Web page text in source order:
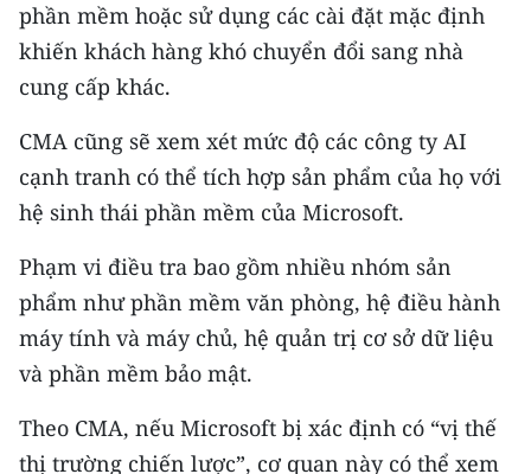
TIN ĐỊA PHƯƠNG
Trung du và miền núi phía Bắc
Đồng bằng sông Hồng
Bắc Trung Bộ
Duyên hải Nam Trung Bộ và Tây
Nguyên
Đông Nam Bộ
Đồng bằng sông Cửu Long
Chuyên trang Hà Nội
phần mềm hoặc sử dụng các cài đặt mặc định
khiến khách hàng khó chuyển đổi sang nhà
cung cấp khác.
CMA cũng sẽ xem xét mức độ các công ty AI
cạnh tranh có thể tích hợp sản phẩm của họ với
hệ sinh thái phần mềm của Microsoft.
Phạm vi điều tra bao gồm nhiều nhóm sản
phẩm như phần mềm văn phòng, hệ điều hành
máy tính và máy chủ, hệ quản trị cơ sở dữ liệu
và phần mềm bảo mật.
Theo CMA, nếu Microsoft bị xác định có “vị thế
thị trường chiến lược”, cơ quan này có thể xem